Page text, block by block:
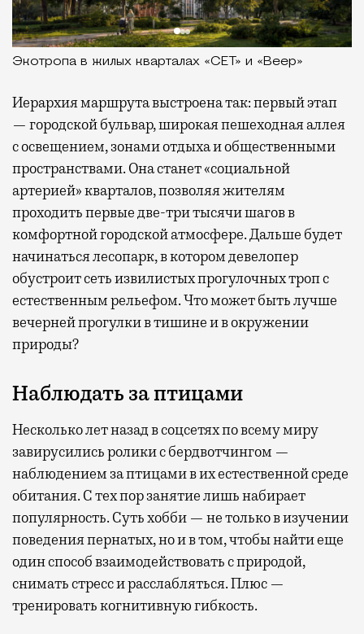
Экотропа в жилых кварталах «СЕТ» и «Веер»
Иерархия маршрута выстроена так: первый этап
— городской бульвар, широкая пешеходная аллея
с освещением, зонами отдыха и общественными
пространствами. Она станет «социальной
артерией» кварталов, позволяя жителям
проходить первые две-три тысячи шагов в
комфортной городской атмосфере. Дальше будет
начинаться лесопарк, в котором девелопер
обустроит сеть извилистых прогулочных троп с
естественным рельефом. Что может быть лучше
вечерней прогулки в тишине и в окружении
природы?
Наблюдать за птицами
Несколько лет назад в соцсетях по всему миру
завирусились ролики с бердвотчингом —
наблюдением за птицами в их естественной среде
обитания. С тех пор занятие лишь набирает
популярность. Суть хобби — не только в изучении
поведения пернатых, но и в том, чтобы найти еще
один способ взаимодействовать с природой,
снимать стресс и расслабляться. Плюс —
тренировать когнитивную гибкость.